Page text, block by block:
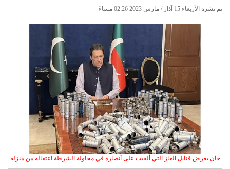
تم نشره الأربعاء 15 آذار / مارس 2023 02:26 مساءً
خان يعرض قنابل الغاز التي ألقيت على أنصاره في محاولة الشرطة اعتقاله من منزله